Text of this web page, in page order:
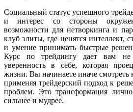
Социальный статус успешного
и интерес со стороны
возможности для нетворкинга и
клуб элиты, где ценятся интеллект,
и умение принимать быстрые
Курс по трейдингу дает вам
уверенность в себе, которая
жизни. Вы начинаете иначе смотреть
применяя трейдерский подход к
проблем. Это трансформация
сильнее и мудрее.